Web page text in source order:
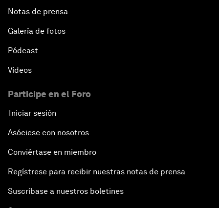
Notas de prensa
Galería de fotos
Pódcast
Vídeos
Participe en el Foro
Iniciar sesión
Asóciese con nosotros
Conviértase en miembro
Regístrese para recibir nuestras notas de prensa
Suscríbase a nuestros boletines